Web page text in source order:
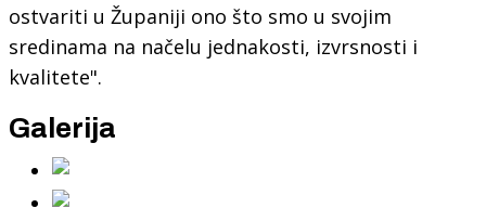
ostvariti u Županiji ono što smo u svojim
sredinama na načelu jednakosti, izvrsnosti i
kvalitete".
Galerija